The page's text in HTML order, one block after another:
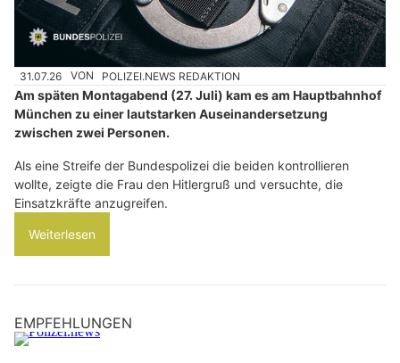
31.07.26 VON POLIZEI.NEWS REDAKTION
Am späten Montagabend (27. Juli) kam es am Hauptbahnhof
München zu einer lautstarken Auseinandersetzung
zwischen zwei Personen.
Als eine Streife der Bundespolizei die beiden kontrollieren
wollte, zeigte die Frau den Hitlergruß und versuchte, die
Einsatzkräfte anzugreifen.
Weiterlesen
EMPFEHLUNGEN